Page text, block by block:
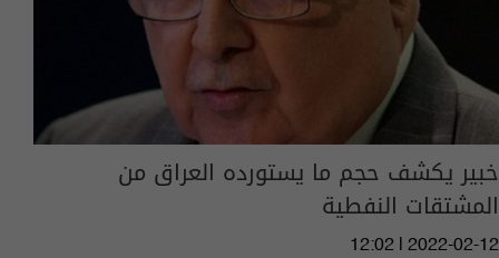
خبير يكشف حجم ما يستورده العراق من
المشتقات النفطية
12:02 | 2022-02-12